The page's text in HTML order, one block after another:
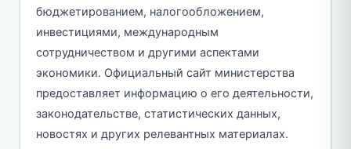
бюджетированием, налогообложением,
инвестициями, международным
сотрудничеством и другими аспектами
экономики. Официальный сайт министерства
предоставляет информацию о его деятельности,
законодательстве, статистических данных,
новостях и других релевантных материалах.